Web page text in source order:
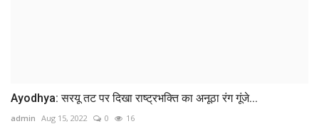
Ayodhya: सरयू तट पर दिखा राष्ट्रभक्ति का अनूठा रंग गूंजे...
admin Aug 15, 2022 0 16